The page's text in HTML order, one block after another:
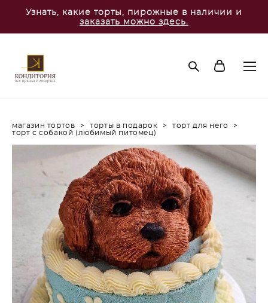
Узнать, какие торты, пирожные в наличии и
заказать можно здесь.
магазин тортов > торты в подарок > торт для него
>
торт с собакой (любимый питомец)